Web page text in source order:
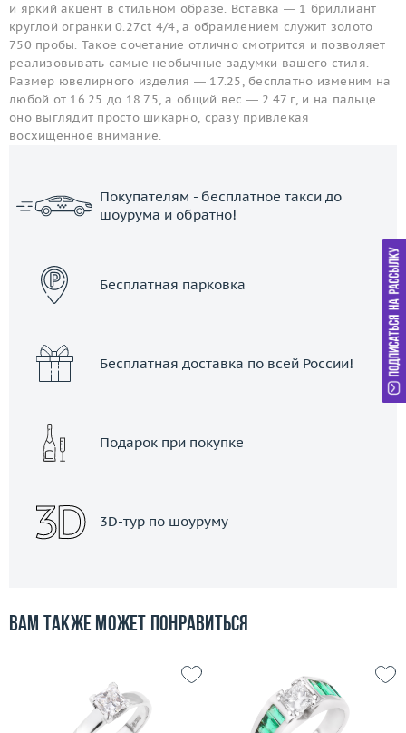
и яркий акцент в стильном образе. Вставка — 1 бриллиант
круглой огранки 0.27ct 4/4, а обрамлением служит золото
750 пробы. Такое сочетание отлично смотрится и позволяет
реализовывать самые необычные задумки вашего стиля.
Размер ювелирного изделия — 17.25, бесплатно изменим на
любой от 16.25 до 18.75, а общий вес — 2.47 г, и на пальце
оно выглядит просто шикарно, сразу привлекая
восхищенное внимание.
Покупателям - бесплатное такси до
шоурума и обратно!
Бесплатная парковка
Бесплатная доставка по всей России!
Подарок при покупке
3D-тур по шоуруму
Вам также может понравиться